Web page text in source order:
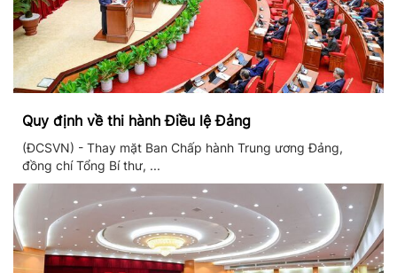
Quy định về thi hành Điều lệ Đảng
(ĐCSVN) - Thay mặt Ban Chấp hành Trung ương Đảng,
đồng chí Tổng Bí thư, ...